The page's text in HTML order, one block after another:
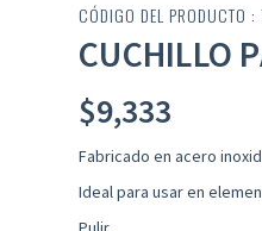
CÓDIGO DEL PRODUCTO
CUCHILLO
$9,333
Fabricado en acero
Ideal para usar en